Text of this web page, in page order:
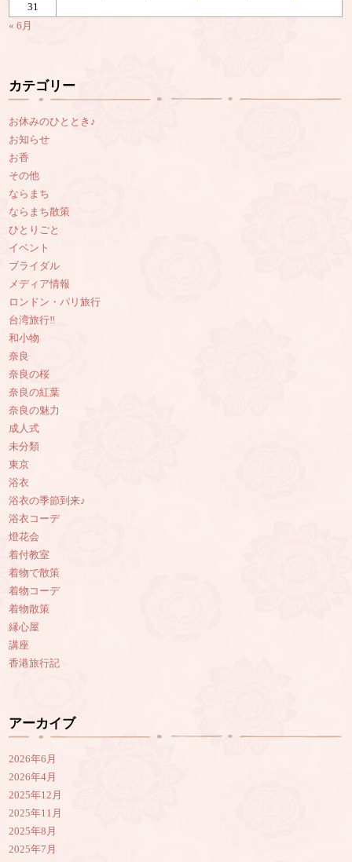
31
« 6月
カテゴリー
お休みのひととき♪
お知らせ
お香
その他
ならまち
ならまち散策
ひとりごと
イベント
ブライダル
メディア情報
ロンドン・パリ旅行
台湾旅行‼︎
和小物
奈良
奈良の桜
奈良の紅葉
奈良の魅力
成人式
未分類
東京
浴衣
浴衣の季節到来♪
浴衣コーデ
燈花会
着付教室
着物で散策
着物コーデ
着物散策
縁心屋
講座
香港旅行記
アーカイブ
2026年6月
2026年4月
2025年12月
2025年11月
2025年8月
2025年7月